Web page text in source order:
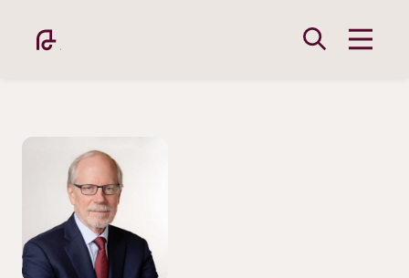
Inhalt
Academy
Bild